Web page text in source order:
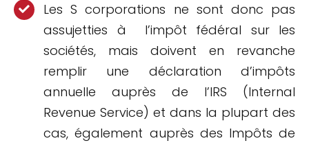
Les S corporations ne sont donc pas
assujetties à l’impôt fédéral sur les
sociétés, mais doivent en revanche
remplir une déclaration d’impôts
annuelle auprès de l’IRS (Internal
Revenue Service) et dans la plupart des
cas, également auprès des Impôts de